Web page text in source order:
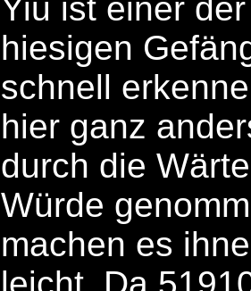
Yiu ist einer
hiesigen
schnell
hier ganz
durch die
Würde
machen es